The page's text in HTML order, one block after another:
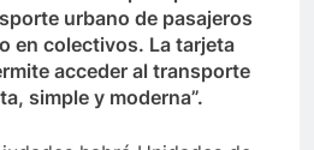
urbano de pasajeros
en colectivos. La tarjeta
acceder al transporte
simple y moderna”.